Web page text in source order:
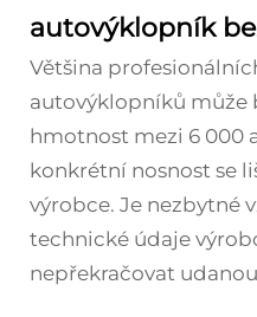
autovýklopník
Většina
autovýklopníků může
hmotnost mezi 6 000
konkrétní nosnost se
výrobce. Je nezbytné
technické údaje
nepřekračovat